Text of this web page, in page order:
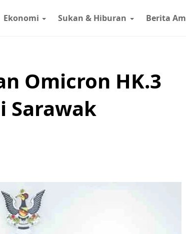
Ekonomi Sukan & Hiburan Berita Am
Omicron HK.3
Sarawak